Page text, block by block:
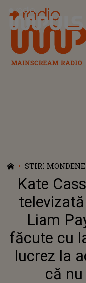
Radio Impuls
STIRI MONDENE
Kate
Liam
făcute cu
lucrez la
că